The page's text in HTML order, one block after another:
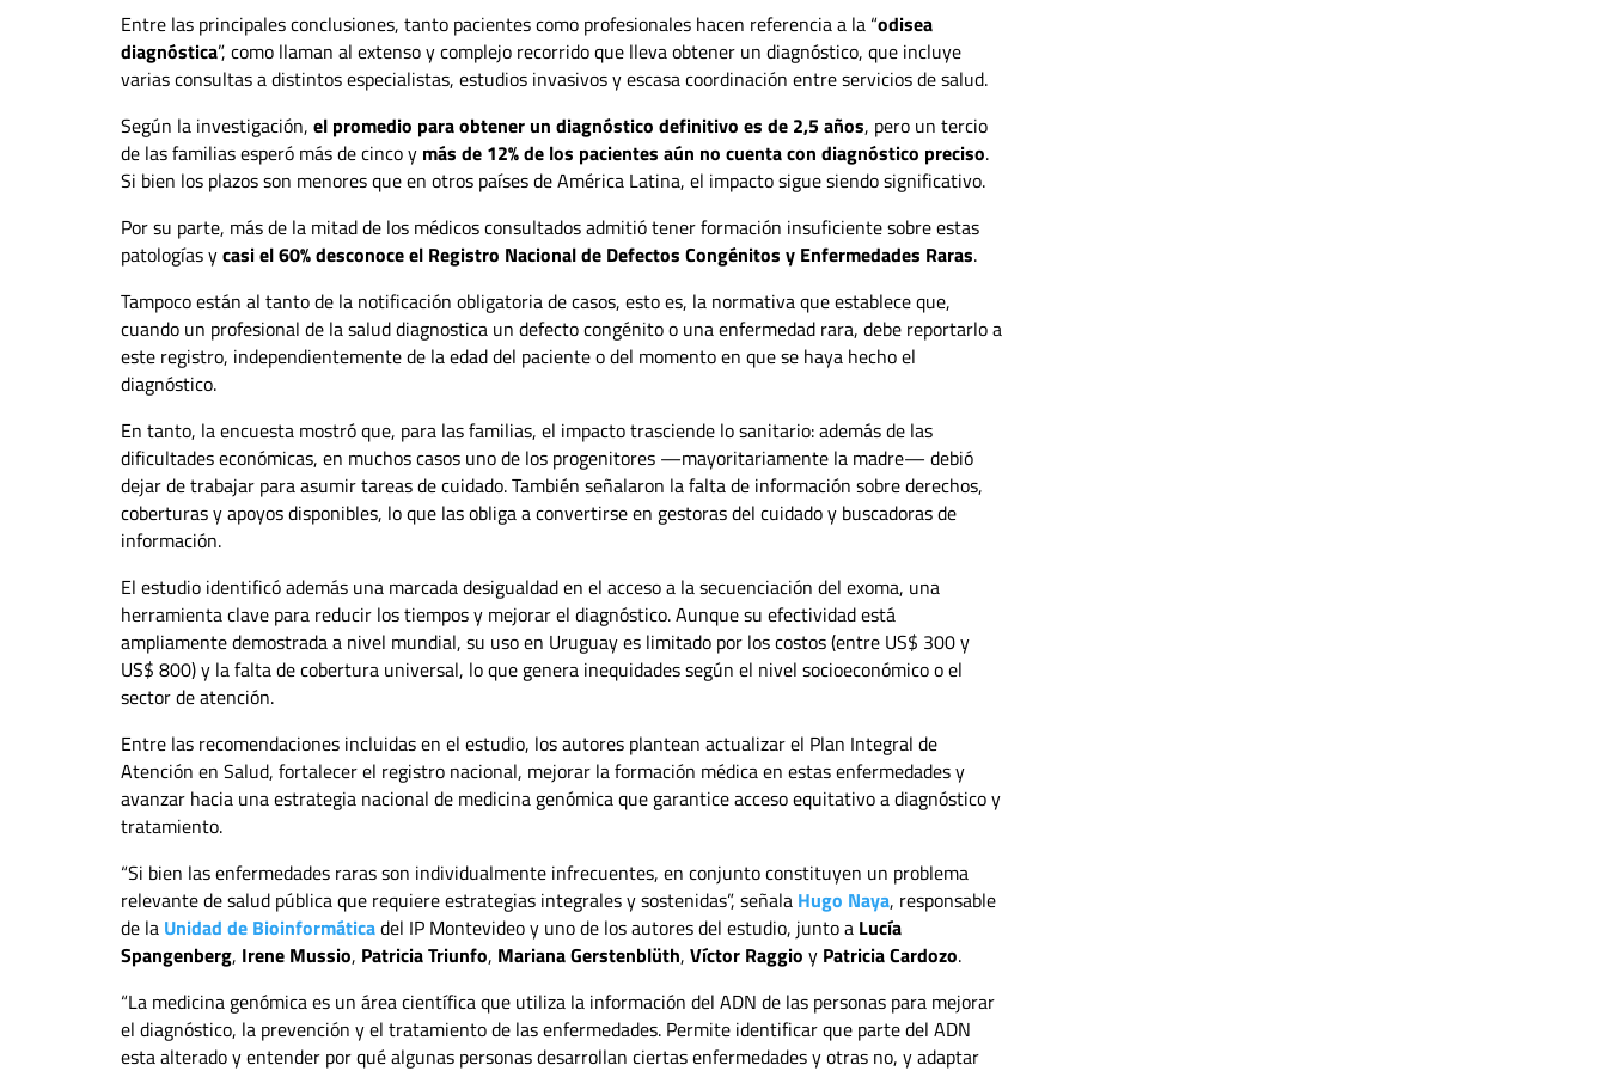
Entre las principales conclusiones, tanto pacientes como profesionales hacen referencia a la “odisea
diagnóstica”, como llaman al extenso y complejo recorrido que lleva obtener un diagnóstico, que incluye
varias consultas a distintos especialistas, estudios invasivos y escasa coordinación entre servicios de salud.
Según la investigación, el promedio para obtener un diagnóstico definitivo es de 2,5 años, pero un tercio
de las familias esperó más de cinco y más de 12% de los pacientes aún no cuenta con diagnóstico preciso.
Si bien los plazos son menores que en otros países de América Latina, el impacto sigue siendo significativo.
Por su parte, más de la mitad de los médicos consultados admitió tener formación insuficiente sobre estas
patologías ycasi el 60% desconoce el Registro Nacional de Defectos Congénitos y Enfermedades Raras.
Tampoco están al tanto de la notificación obligatoria de casos, esto es, la normativa que establece que,
cuando un profesional de la salud diagnostica un defecto congénito o una enfermedad rara, debe reportarlo a
este registro, independientemente de la edad del paciente o del momento en que se haya hecho el
diagnóstico.
En tanto, la encuesta mostró que, para las familias, el impacto trasciende lo sanitario: además de las
dificultades económicas, en muchos casos uno de los progenitores —mayoritariamente la madre— debió
dejar de trabajar para asumir tareas de cuidado. También señalaron la falta de información sobre derechos,
coberturas y apoyos disponibles, lo que las obliga a convertirse en gestoras del cuidado y buscadoras de
información.
El estudio identificó además una marcada desigualdad en el acceso a la secuenciación del exoma, una
herramienta clave para reducir los tiempos y mejorar el diagnóstico. Aunque su efectividad está
ampliamente demostrada a nivel mundial, su uso en Uruguay es limitado por los costos (entre US$ 300 y
US$ 800) y la falta de cobertura universal, lo que genera inequidades según el nivel socioeconómico o el
sector de atención.
Entre las recomendaciones incluidas en el estudio, los autores plantean actualizar el Plan Integral de
Atención en Salud, fortalecer el registro nacional, mejorar la formación médica en estas enfermedades y
avanzar hacia una estrategia nacional de medicina genómica que garantice acceso equitativo a diagnóstico y
tratamiento.
“Si bien las enfermedades raras son individualmente infrecuentes, en conjunto constituyen un problema
relevante de salud pública que requiere estrategias integrales y sostenidas”, señala Hugo Naya, responsable
de la Unidad de Bioinformáticadel IP Montevideo y uno de los autores del estudio, junto a Lucía
Spangenberg, Irene Mussio, Patricia Triunfo, Mariana Gerstenblüth, Víctor Raggio y Patricia Cardozo.
“La medicina genómica es un área científica que utiliza la información del ADN de las personas para mejorar
el diagnóstico, la prevención y el tratamiento de las enfermedades. Permite identificar que parte del ADN
esta alterado y entender por qué algunas personas desarrollan ciertas enfermedades y otras no, y adaptar